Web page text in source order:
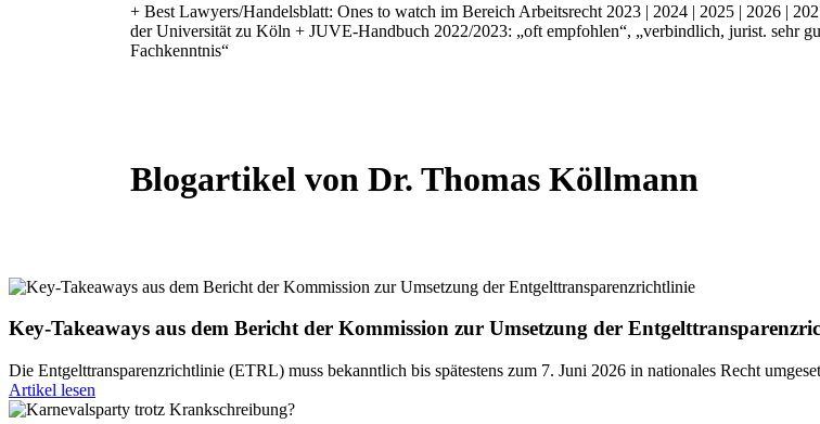
+ Best Lawyers/Handelsblatt: Ones to watch im Bereich Arbeitsrecht 2023 | 2024 | 2025 | 2026 |
der Universität zu Köln + JUVE-Handbuch 2022/2023: „oft empfohlen“, „verbindlich, jurist. sehr
Fachkenntnis“
Blogartikel von Dr. Thomas Köllmann
Key-Takeaways aus dem Bericht der Kommission zur Umsetzung der
Die Entgelttransparenzrichtlinie (ETRL) muss bekanntlich bis spätestens zum 7. Juni 2026 in nationales Recht
Artikel lesen